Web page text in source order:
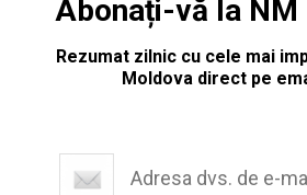
Abonați-vă la NM
Rezumat zilnic cu cele mai
Moldova direct pe